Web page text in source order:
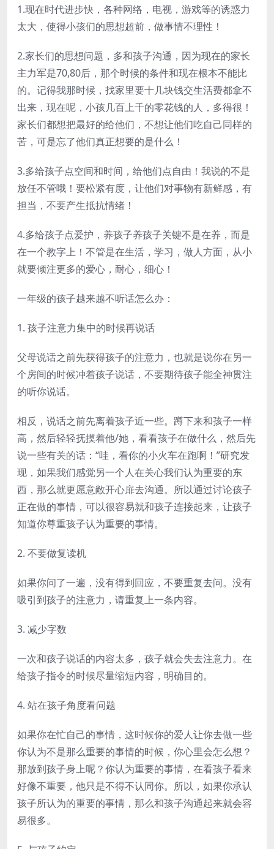
1.现在时代进步快，各种网络，电视，游戏等的诱惑力
太大，使得小孩们的思想超前，做事情不理性！
2.家长们的思想问题，多和孩子沟通，因为现在的家长
主力军是70,80后，那个时候的条件和现在根本不能比
的。记得我那时候，找家里要十几块钱交生活费都拿不
出来，现在呢，小孩几百上千的零花钱的人，多得很！
家长们都想把最好的给他们，不想让他们吃自己同样的
苦，可是忘了他们真正想要的是什么！
3.多给孩子点空间和时间，给他们点自由！我说的不是
放任不管哦！要松紧有度，让他们对事物有新鲜感，有
担当，不要产生抵抗情绪！
4.多给孩子点爱护，养孩子养孩子关键不是在养，而是
在一个教字上！不管是在生活，学习，做人方面，从小
就要倾注更多的爱心，耐心，细心！
一年级的孩子越来越不听话怎么办：
1. 孩子注意力集中的时候再说话
父母说话之前先获得孩子的注意力，也就是说你在另一
个房间的时候冲着孩子说话，不要期待孩子能全神贯注
的听你说话。
相反，说话之前先离着孩子近一些。蹲下来和孩子一样
高，然后轻轻抚摸着他/她，看看孩子在做什么，然后先
说一些有关的话：“哇，看你的小火车在跑啊！”研究发
现，如果我们感觉另一个人在关心我们认为重要的东
西，那么就更愿意敞开心扉去沟通。所以通过讨论孩子
正在做的事情，可以很容易就和孩子连接起来，让孩子
知道你尊重孩子认为重要的事情。
2. 不要做复读机
如果你问了一遍，没有得到回应，不要重复去问。没有
吸引到孩子的注意力，请重复上一条内容。
3. 减少字数
一次和孩子说话的内容太多，孩子就会失去注意力。在
给孩子指令的时候尽量缩短内容，明确目的。
4. 站在孩子角度看问题
如果你在忙自己的事情，这时候你的爱人让你去做一些
你认为不是那么重要的事情的时候，你心里会怎么想？
那放到孩子身上呢？你认为重要的事情，在看孩子看来
好像不重要，他只是不得不认同你。所以，如果你承认
孩子所认为的重要的事情，那么和孩子沟通起来就会容
易很多。